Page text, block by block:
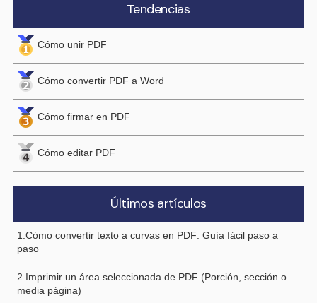
Tendencias
Cómo unir PDF
Cómo convertir PDF a Word
Cómo firmar en PDF
Cómo editar PDF
Últimos artículos
1.Cómo convertir texto a curvas en PDF: Guía fácil paso a
paso
2.Imprimir un área seleccionada de PDF (Porción, sección o
media página)